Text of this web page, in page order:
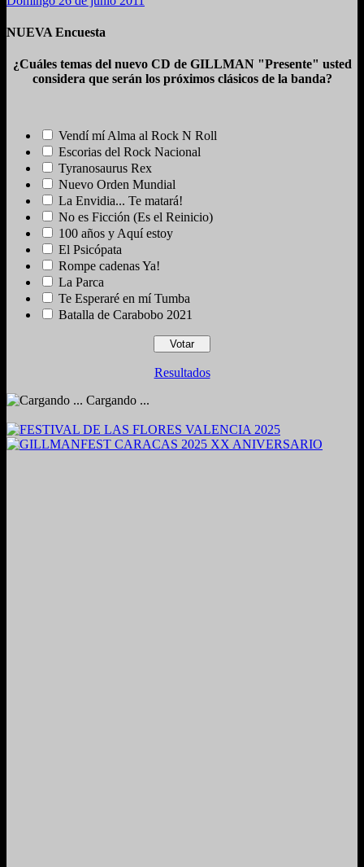
NUEVA Encuesta
¿Cuáles temas del nuevo CD de GILLMAN "Presente" usted
considera que serán los próximos clásicos de la banda?
Vendí mí Alma al Rock N Roll
Escorias del Rock Nacional
Tyranosaurus Rex
Nuevo Orden Mundial
La Envidia... Te matará!
No es Ficción (Es el Reinicio)
100 años y Aquí estoy
El Psicópata
Rompe cadenas Ya!
La Parca
Te Esperaré en mí Tumba
Batalla de Carabobo 2021
Resultados
Cargando ...